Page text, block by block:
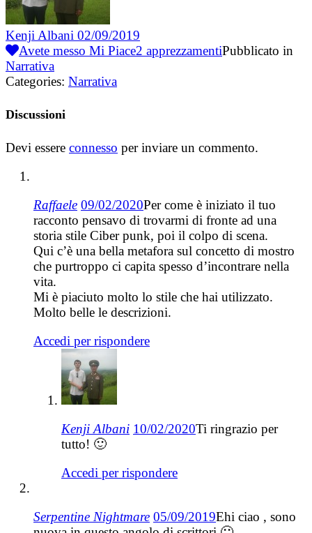
Kenji Albani 02/09/2019
Avete messo Mi Piace2 apprezzamentiPubblicato in
Narrativa
Categories: Narrativa
Discussioni
Devi essere connesso per inviare un commento.
Raffaele 09/02/2020Per come è iniziato il tuo
racconto pensavo di trovarmi di fronte ad una
storia stile Ciber punk, poi il colpo di scena.
Qui c’è una bella metafora sul concetto di mostro
che purtroppo ci capita spesso d’incontrare nella
vita.
Mi è piaciuto molto lo stile che hai utilizzato.
Molto belle le descrizioni.
Accedi per rispondere
Kenji Albani 10/02/2020Ti ringrazio per
tutto! 🙂
Accedi per rispondere
Serpentine Nightmare 05/09/2019Ehi ciao , sono